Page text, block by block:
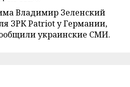
Владимир Зеленский
ЗРК Patriot у Германии,
украинские СМИ.